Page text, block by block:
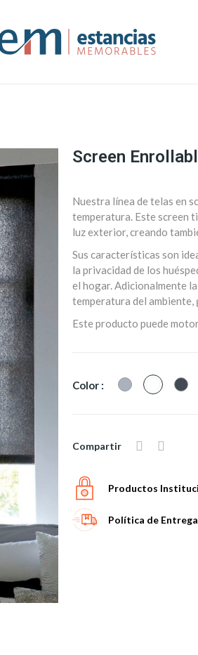
Screen
Nuestra línea de telas en
temperatura. Este screen
luz exterior, creando
Sus características son
la privacidad de los
el hogar. Adicionalmente
temperatura del
Este producto puede
Color : Gris Blanco
Compartir
Productos
Política de Entrega